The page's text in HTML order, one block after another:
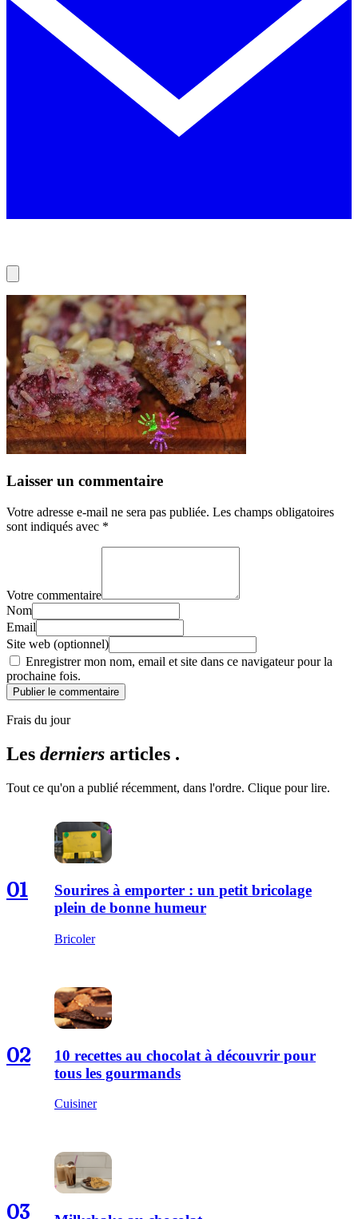
Laisser un commentaire
Votre adresse e-mail ne sera pas publiée. Les champs obligatoires
sont indiqués avec *
Votre commentaire
Nom
Email
Site web (optionnel)
Enregistrer mon nom, email et site dans ce navigateur pour la
prochaine fois.
Publier le commentaire
Frais du jour
Les derniers articles .
Tout ce qu'on a publié récemment, dans l'ordre. Clique pour lire.
01
Sourires à emporter : un petit bricolage
plein de bonne humeur
Bricoler
02
10 recettes au chocolat à découvrir pour
tous les gourmands
Cuisiner
03